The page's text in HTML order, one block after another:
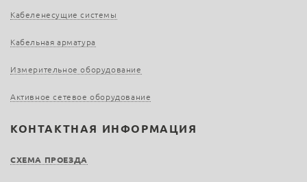
Кабеленесущие системы
Кабельная арматура
Измерительное оборудование
Активное сетевое оборудование
КОНТАКТНАЯ ИНФОРМАЦИЯ
СХЕМА ПРОЕЗДА